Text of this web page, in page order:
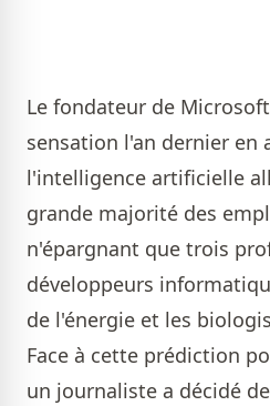
Le fondateur de
sensation l'an dernier en
l'intelligence artificielle
grande majorité des
n'épargnant que trois
développeurs
de l'énergie et les
Face à cette prédiction
un journaliste a décidé